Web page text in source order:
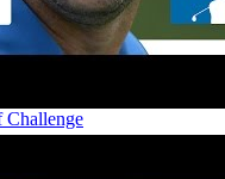
Challenge